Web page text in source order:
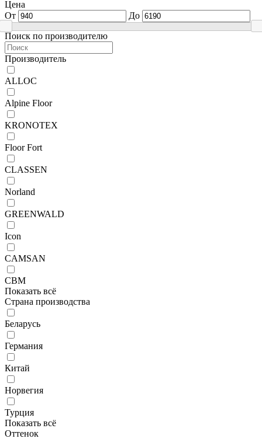
Цена
От
До
Поиск по производителю
Производитель
ALLOC
Alpine Floor
KRONOTEX
Floor Fort
CLASSEN
Norland
GREENWALD
Icon
CAMSAN
CBM
Показать всё
Страна производства
Беларусь
Германия
Китай
Норвегия
Турция
Показать всё
Оттенок